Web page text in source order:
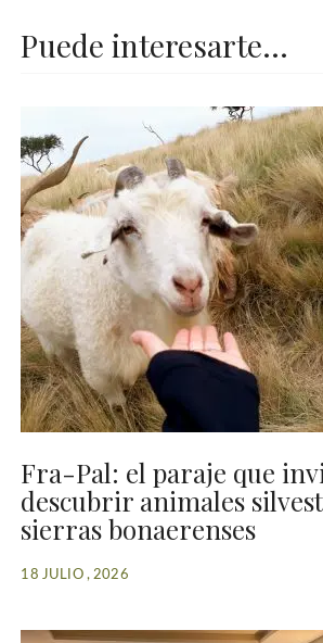
Puede interesarte...
Fra-Pal: el paraje que
descubrir animales
sierras bonaerenses
18 JULIO , 2026